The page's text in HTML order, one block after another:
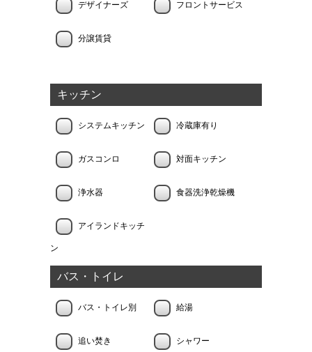
デザイナーズ フロントサービス
分譲賃貸
キッチン
システムキッチン 冷蔵庫有り
ガスコンロ 対面キッチン
浄水器 食器洗浄乾燥機
アイランドキッチ
ン
バス・トイレ
バス・トイレ別 給湯
追い焚き シャワー